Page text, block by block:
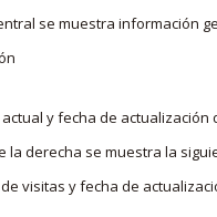
se muestra información
y fecha de actualización
la derecha se muestra la
visitas y fecha de